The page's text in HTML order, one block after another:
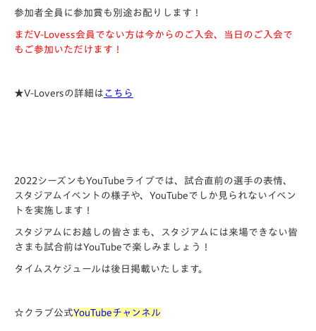
参加者全員に参加賞も別途お配りします！
まだV-Lovess会員でない方は今からのご入会、当日のご入会で
もご参加いただけます！
★V-Loversの詳細は こちら
2022シーズンもYouTubeライブでは、試合直前の選手の表情、
スタジアムイベントの様子や、YouTubeでしか見られないイベン
トを実施します！
スタジアムにお越しの皆さまも、スタジアムには来場できない皆
さまも試合前はYouTubeで楽しみましょう！
タイムスケジュールは後日掲載いたします。
☆クラブ公式YouTubeチャンネル